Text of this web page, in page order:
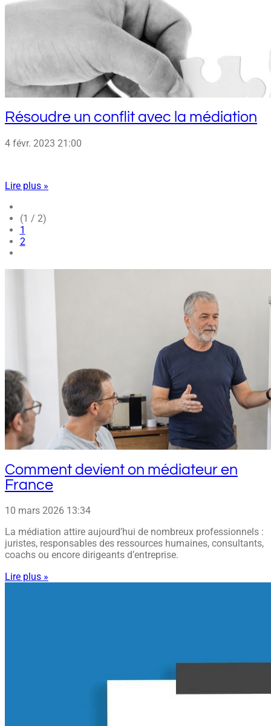
Résoudre un conflit avec la médiation
4 févr. 2023 21:00
Lire plus »
(1 / 2)
1
2
Comment devient on médiateur en
France
10 mars 2026 13:34
La médiation attire aujourd’hui de nombreux professionnels :
juristes, responsables des ressources humaines, consultants,
coachs ou encore dirigeants d’entreprise.
Lire plus »